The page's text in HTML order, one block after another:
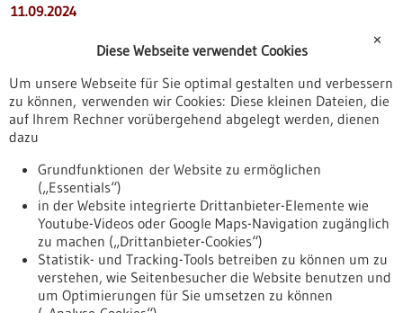
11.09.2024
10.01.2024
KARL STORZ übernimmt britischen KI-Spezialisten
20.05.2025
Technologien für den Einsatz von KI – vier Millionen
Euro für anwendungsnahe Forschung
Nach oben
✕
Diese Webseite verwendet Cookies
Um unsere Webseite für Sie optimal gestalten und verbessern
zu können, verwenden wir Cookies: Diese kleinen Dateien, die
auf Ihrem Rechner vorübergehend abgelegt werden, dienen
dazu
Grundfunktionen der Website zu ermöglichen
(„Essentials“)
in der Website integrierte Drittanbieter-Elemente wie
Youtube-Videos oder Google Maps-Navigation zugänglich
zu machen („Drittanbieter-Cookies“)
Statistik- und Tracking-Tools betreiben zu können um zu
verstehen, wie Seitenbesucher die Website benutzen und
um Optimierungen für Sie umsetzen zu können